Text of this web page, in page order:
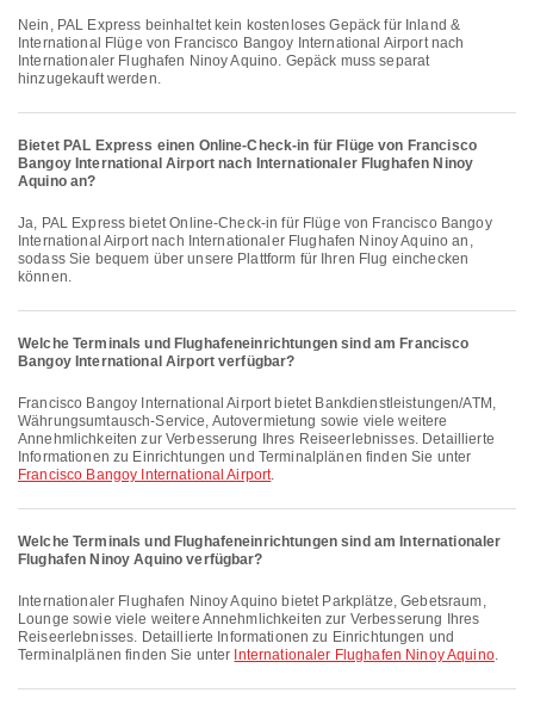
Nein, PAL Express beinhaltet kein kostenloses Gepäck für Inland &
International Flüge von Francisco Bangoy International Airport nach
Internationaler Flughafen Ninoy Aquino. Gepäck muss separat
hinzugekauft werden.
Bietet PAL Express einen Online-Check-in für Flüge von Francisco
Bangoy International Airport nach Internationaler Flughafen Ninoy
Aquino an?
Ja, PAL Express bietet Online-Check-in für Flüge von Francisco Bangoy
International Airport nach Internationaler Flughafen Ninoy Aquino an,
sodass Sie bequem über unsere Plattform für Ihren Flug einchecken
können.
Welche Terminals und Flughafen­einrichtungen sind am Francisco
Bangoy International Airport verfügbar?
Francisco Bangoy International Airport bietet Bankdienstleistungen/ATM,
Währungsumtausch-Service, Autovermietung sowie viele weitere
Annehmlichkeiten zur Verbesserung Ihres Reiseerlebnisses. Detaillierte
Informationen zu Einrichtungen und Terminalplänen finden Sie unter
Francisco Bangoy International Airport.
Welche Terminals und Flughafen­einrichtungen sind am Internationaler
Flughafen Ninoy Aquino verfügbar?
Internationaler Flughafen Ninoy Aquino bietet Parkplätze, Gebetsraum,
Lounge sowie viele weitere Annehmlichkeiten zur Verbesserung Ihres
Reiseerlebnisses. Detaillierte Informationen zu Einrichtungen und
Terminalplänen finden Sie unter Internationaler Flughafen Ninoy Aquino.